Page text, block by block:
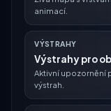
animací.
VÝSTRAHY
Výstrahy pro
Aktivní upozornění
výstrah.